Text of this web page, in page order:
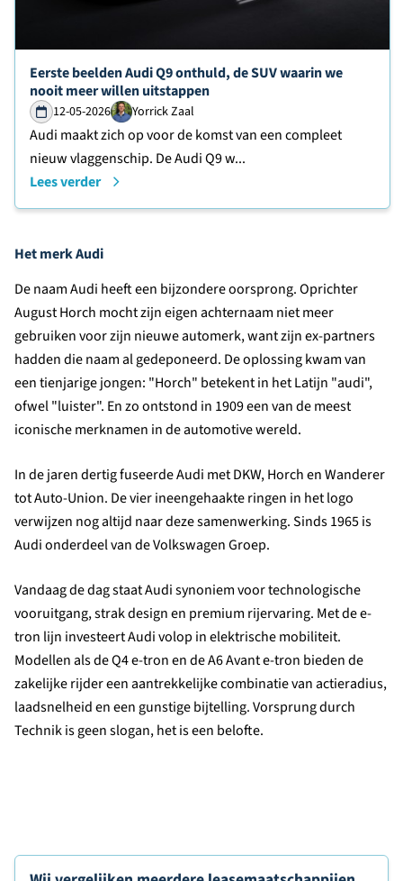
Lees verder over
Eerste beelden Audi Q9 onthuld, de SUV waarin we
nooit meer willen uitstappen
12-05-2026 Yorrick Zaal
Audi maakt zich op voor de komst van een compleet
nieuw vlaggenschip. De Audi Q9 w...
Lees verder
Het merk Audi
De naam Audi heeft een bijzondere oorsprong. Oprichter
August Horch mocht zijn eigen achternaam niet meer
gebruiken voor zijn nieuwe automerk, want zijn ex-partners
hadden die naam al gedeponeerd. De oplossing kwam van
een tienjarige jongen: "Horch" betekent in het Latijn "audi",
ofwel "luister". En zo ontstond in 1909 een van de meest
iconische merknamen in de automotive wereld.
In de jaren dertig fuseerde Audi met DKW, Horch en Wanderer
tot Auto-Union. De vier ineengehaakte ringen in het logo
verwijzen nog altijd naar deze samenwerking. Sinds 1965 is
Audi onderdeel van de Volkswagen Groep.
Vandaag de dag staat Audi synoniem voor technologische
vooruitgang, strak design en premium rijervaring. Met de e-
tron lijn investeert Audi volop in elektrische mobiliteit.
Modellen als de Q4 e-tron en de A6 Avant e-tron bieden de
zakelijke rijder een aantrekkelijke combinatie van actieradius,
laadsnelheid en een gunstige bijtelling. Vorsprung durch
Technik is geen slogan, het is een belofte.